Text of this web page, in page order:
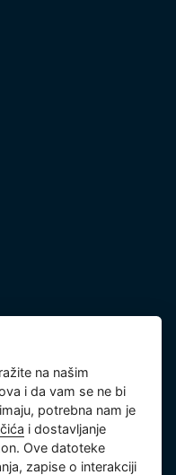
podataka
na našim
i da vam se ne bi
potrebna nam je
i dostavljanje
Ove datoteke
zapise o interakciji